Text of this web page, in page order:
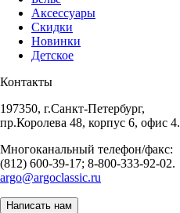
Аксессуары
Скидки
Новинки
Детское
Контакты
197350, г.Санкт-Петербург,
пр.Королева 48, корпус 6, офис 4.
Многоканальный телефон/факс:
(812) 600-39-17; 8-800-333-92-02.
argo@argoclassic.ru
Написать нам